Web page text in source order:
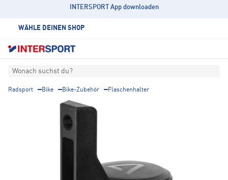
INTERSPORT App downloaden
WÄHLE DEINEN SHOP
Wonach suchst du?
Radsport Bike Bike-Zubehör Flaschenhalter